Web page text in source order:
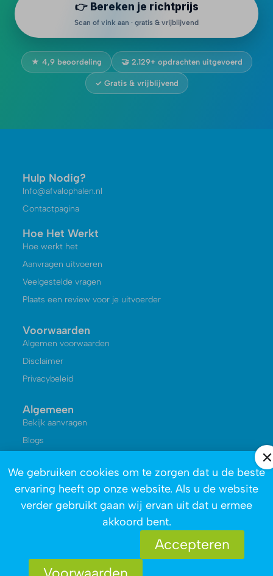
👉 Bereken je richtprijs
Scan of vink aan · gratis & vrijblijvend
★ 4,9 beoordeling 🤝 2.129+ opdrachten uitgevoerd
✓ Gratis & vrijblijvend
Hulp Nodig?
Info@afvalophalen.nl
Contactpagina
Hoe Het Werkt
Hoe werkt het
Aanvragen uitvoeren
Veelgestelde vragen
Plaats een review voor je uitvoerder
Voorwaarden
Algemen voorwaarden
Disclaimer
Privacybeleid
Algemeen
Bekijk aanvragen
Blogs
Reviews
Over ons
We gebruiken cookies om te zorgen dat u de beste
ervaring heeft op onze website. Als u de website
verder gebruikt gaan wij ervan uit dat u ermee
akkoord bent.
Accepteren